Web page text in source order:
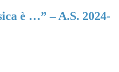
è …” – A.S. 2024-